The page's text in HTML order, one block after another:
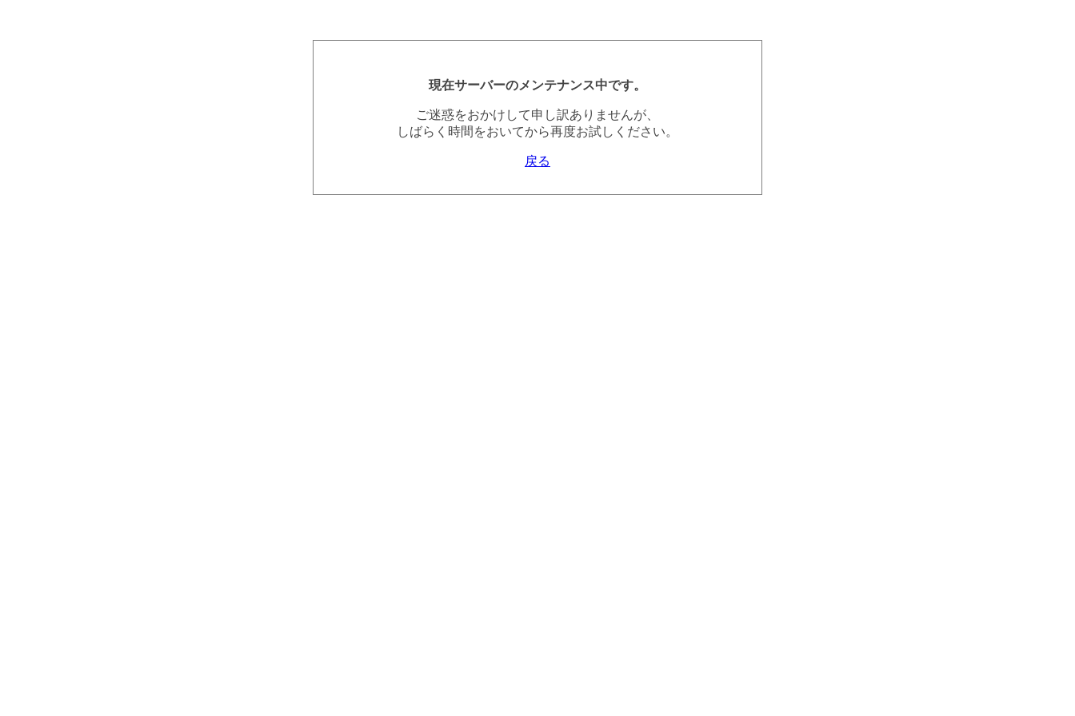
現在サーバーのメンテナンス中です。
ご迷惑をおかけして申し訳ありませんが、
しばらく時間をおいてから再度お試しください。
戻る